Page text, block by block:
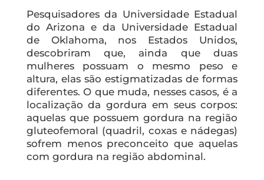
Pesquisadores da Universidade Estadual
do Arizona e da Universidade Estadual
de Oklahoma, nos Estados Unidos,
descobriram que, ainda que duas
mulheres possuam o mesmo peso e
altura, elas são estigmatizadas de formas
diferentes. O que muda, nesses casos, é a
localização da gordura em seus corpos:
aquelas que possuem gordura na região
gluteofemoral (quadril, coxas e nádegas)
sofrem menos preconceito que aquelas
com gordura na região abdominal.